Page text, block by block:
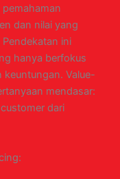
dan nilai yang
ini
hanya berfokus
keuntungan. Value-
mendasar:
dari